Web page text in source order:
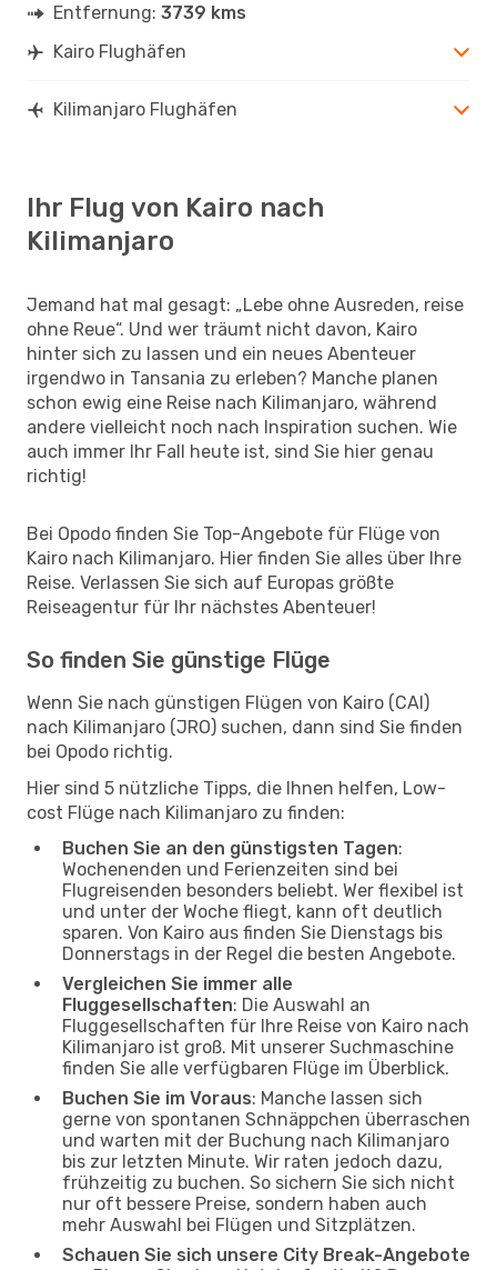
Entfernung: 3739 kms
Kairo Flughäfen
Kilimanjaro Flughäfen
Ihr Flug von Kairo nach
Kilimanjaro
Jemand hat mal gesagt: „Lebe ohne Ausreden, reise
ohne Reue“. Und wer träumt nicht davon, Kairo
hinter sich zu lassen und ein neues Abenteuer
irgendwo in Tansania zu erleben? Manche planen
schon ewig eine Reise nach Kilimanjaro, während
andere vielleicht noch nach Inspiration suchen. Wie
auch immer Ihr Fall heute ist, sind Sie hier genau
richtig!
Bei Opodo finden Sie Top-Angebote für Flüge von
Kairo nach Kilimanjaro. Hier finden Sie alles über Ihre
Reise. Verlassen Sie sich auf Europas größte
Reiseagentur für Ihr nächstes Abenteuer!
So finden Sie günstige Flüge
Wenn Sie nach günstigen Flügen von Kairo (CAI)
nach Kilimanjaro (JRO) suchen, dann sind Sie finden
bei Opodo richtig.
Hier sind 5 nützliche Tipps, die Ihnen helfen, Low-
cost Flüge nach Kilimanjaro zu finden:
Buchen Sie an den günstigsten Tagen:
Wochenenden und Ferienzeiten sind bei
Flugreisenden besonders beliebt. Wer flexibel ist
und unter der Woche fliegt, kann oft deutlich
sparen. Von Kairo aus finden Sie Dienstags bis
Donnerstags in der Regel die besten Angebote.
Vergleichen Sie immer alle
Fluggesellschaften: Die Auswahl an
Fluggesellschaften für Ihre Reise von Kairo nach
Kilimanjaro ist groß. Mit unserer Suchmaschine
finden Sie alle verfügbaren Flüge im Überblick.
Buchen Sie im Voraus: Manche lassen sich
gerne von spontanen Schnäppchen überraschen
und warten mit der Buchung nach Kilimanjaro
bis zur letzten Minute. Wir raten jedoch dazu,
frühzeitig zu buchen. So sichern Sie sich nicht
nur oft bessere Preise, sondern haben auch
mehr Auswahl bei Flügen und Sitzplätzen.
Schauen Sie sich unsere City Break-Angebote